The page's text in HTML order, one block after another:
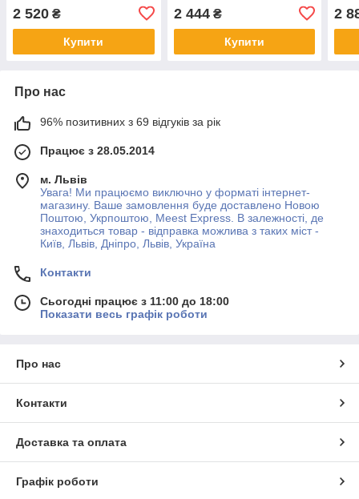
2 520 ₴
Купити
2 444₴
Купити
2
Про нас
96% позитивних з 69 відгуків за рік
Працює з 28.05.2014
м. Львів
Увага! Ми працюємо виключно у форматі інтернет-
магазину. Ваше замовлення буде доставлено Новою
Поштою, Укрпоштою, Meest Express. В залежності, де
знаходиться товар - відправка можлива з таких міст -
Київ, Львів, Дніпро, Львів, Україна
Контакти
Сьогодні працює з 11:00 до 18:00
Показати весь графік роботи
Про нас
Контакти
Доставка та оплата
Графік роботи